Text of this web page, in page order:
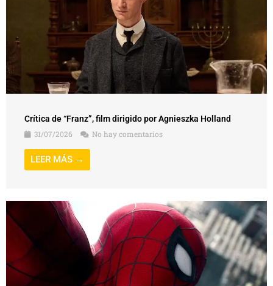
Crítica de “Franz”, film dirigido por Agnieszka Holland
31/07/2026
No hay comentarios
LEER MÁS →